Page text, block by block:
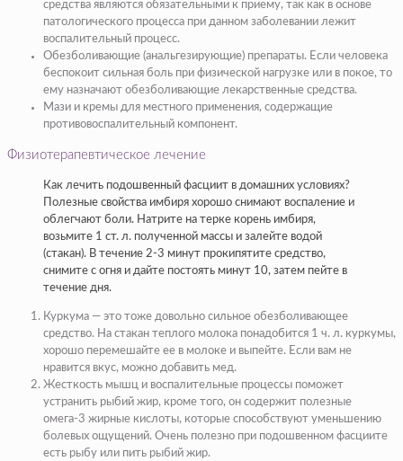
средства являются обязательными к приёму, так как в основе
патологического процесса при данном заболевании лежит
воспалительный процесс.
Обезболивающие (анальгезирующие) препараты. Если человека
беспокоит сильная боль при физической нагрузке или в покое, то
ему назначают обезболивающие лекарственные средства.
Мази и кремы для местного применения, содержащие
противовоспалительный компонент.
Физиотерапевтическое лечение
Как лечить подошвенный фасциит в домашних условиях?
Полезные свойства имбиря хорошо снимают воспаление и
облегчают боли. Натрите на терке корень имбиря,
возьмите 1 ст. л. полученной массы и залейте водой
(стакан). В течение 2-3 минут прокипятите средство,
снимите с огня и дайте постоять минут 10, затем пейте в
течение дня.
Куркума — это тоже довольно сильное обезболивающее
средство. На стакан теплого молока понадобится 1 ч. л. куркумы,
хорошо перемешайте ее в молоке и выпейте. Если вам не
нравится вкус, можно добавить мед.
Жесткость мышц и воспалительные процессы поможет
устранить рыбий жир, кроме того, он содержит полезные
омега-3 жирные кислоты, которые способствуют уменьшению
болевых ощущений. Очень полезно при подошвенном фасциите
есть рыбу или пить рыбий жир.